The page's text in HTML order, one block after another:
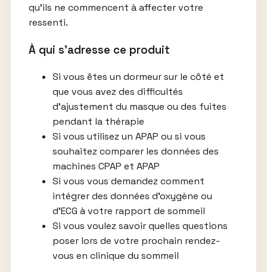
qu’ils ne commencent à affecter votre
ressenti.
À qui s’adresse ce produit
Si vous êtes un dormeur sur le côté et
que vous avez des difficultés
d’ajustement du masque ou des fuites
pendant la thérapie
Si vous utilisez un APAP ou si vous
souhaitez comparer les données des
machines CPAP et APAP
Si vous vous demandez comment
intégrer des données d’oxygène ou
d’ECG à votre rapport de sommeil
Si vous voulez savoir quelles questions
poser lors de votre prochain rendez-
vous en clinique du sommeil